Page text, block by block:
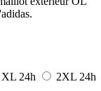
XL 24h 2XL 24h